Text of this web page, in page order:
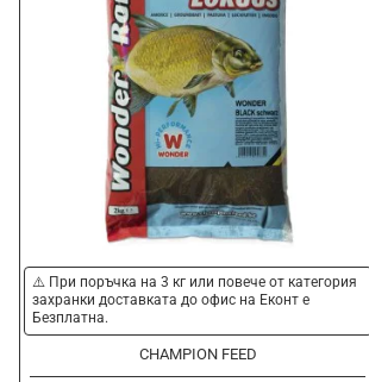
⚠️ При поръчка на 3 кг или повече от категория
захранки доставката до офис на Еконт е
Безплатна.
CHAMPION FEED